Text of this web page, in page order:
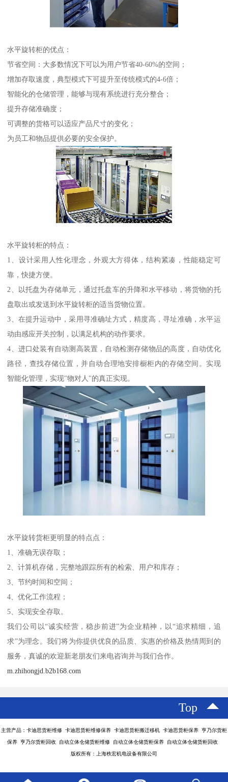
水平旋转柜的优点：
节省空间：大多数情况下可以为用户节省40-60%的空间；
增加存取速度，典型模式下可提升至传统模式的4-6倍；
智能化的仓储管理，能够与现有系统进行充分整合；
提升存储准确度；
可调整的货格可以适应产品尺寸的变化；
为员工和物品提供必要的安全保护。
水平旋转柜的特点：
1、设计采用人性化理念，外观大方得体，结构紧凑，性能稳定可
靠，快捷方便。
2、以托盘为存储单元，通过托盘车的升降和水平移动，将货物的托
盘取出或发送到水平旋转柜的适当货物位置。
3、在提升运动中，采用寻准确址方式，精度高，寻址准确，水平运
动由感应开关控制，以满足机构的动作要求。
4、进口处装有自动测高装置，自动检测存储物品的高度，自动优化
路径，查找存储位置，并自动合理地安排橱柜内的存储空间。实现
智能化管理，实现"物对人"的真正实现。
水平旋转货柜更明显的特点点：
1、准确无误存取；
2、计算机存储，完整地跟踪所有的检索、用户和库存；
3、节约时间和空间；
4、优化工作流程；
5、实现安全存取。
我们公司以“诚实经营，稳步前进”为企业精神，以“追求精细，追
求”为理念。我们将为你提供优良的品质、实惠的价格及热情周到的
服务，真诚的欢迎新老朋友们来电咨询并与我们合作。
m.zhihongjd.b2b168.com
Top
主营产品：卡迪思货柜维修 卡迪思货柜维修保养 卡迪思货柜搬迁移机 卡迪思货柜保养 亨乃尔货柜
保养 亨乃尔货柜回收 自动立体仓储货柜维修 自动立体仓储货柜保养 自动立体仓储货柜回收
版权所有：上海秩宏机电设备有限公司